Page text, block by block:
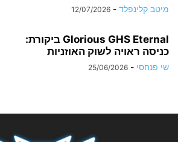
מיטב קלינפלד -
12/07/2026
Glorious GHS Eternal ביקורת:
כניסה ראויה לשוק האוזניות
שי פנחסי -
25/06/2026